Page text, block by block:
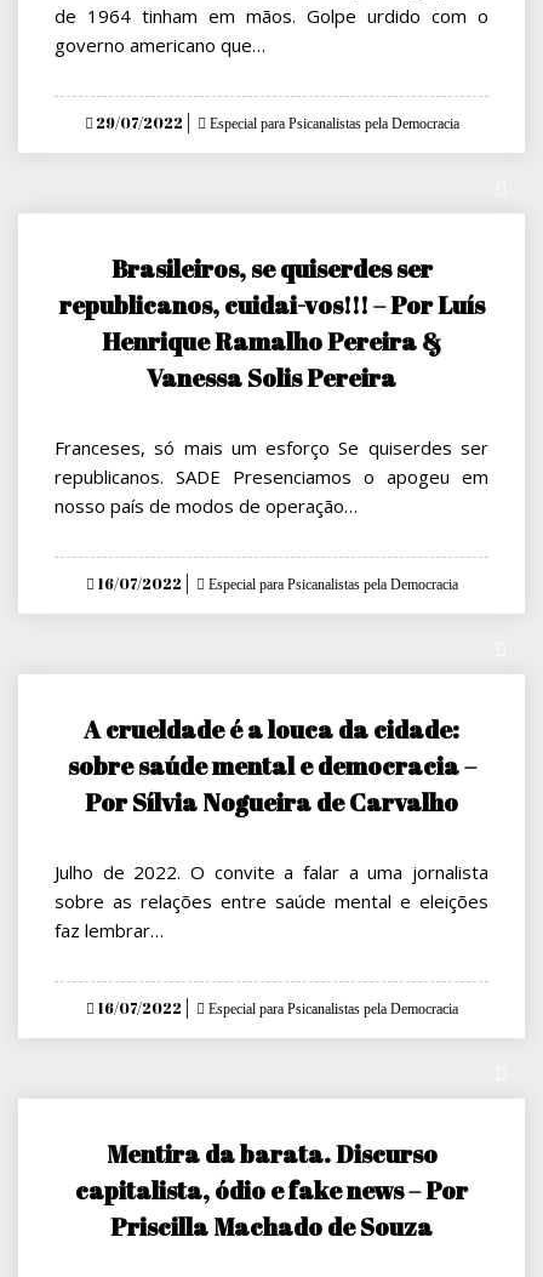
de 1964 tinham em mãos. Golpe urdido com o
governo americano que…
Posted
29/07/2022 Especial para Psicanalistas pela Democracia
Brasileiros, se quiserdes ser
republicanos, cuidai-vos!!! – Por Luís
Henrique Ramalho Pereira &
Vanessa Solis Pereira
Franceses, só mais um esforço Se quiserdes ser
republicanos. SADE Presenciamos o apogeu em
nosso país de modos de operação…
Posted
16/07/2022 Especial para Psicanalistas pela Democracia
A crueldade é a louca da cidade:
sobre saúde mental e democracia –
Por Sílvia Nogueira de Carvalho
Julho de 2022. O convite a falar a uma jornalista
sobre as relações entre saúde mental e eleições
faz lembrar…
Posted
16/07/2022 Especial para Psicanalistas pela Democracia
Mentira da barata. Discurso
capitalista, ódio e fake news – Por
Priscilla Machado de Souza